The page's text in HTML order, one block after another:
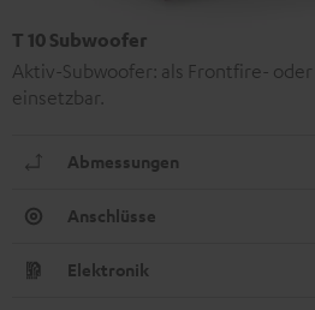
T 10 Subwoofer
Aktiv-Subwoofer: als Frontfire-
einsetzbar.
Abmessungen
Anschlüsse
Elektronik